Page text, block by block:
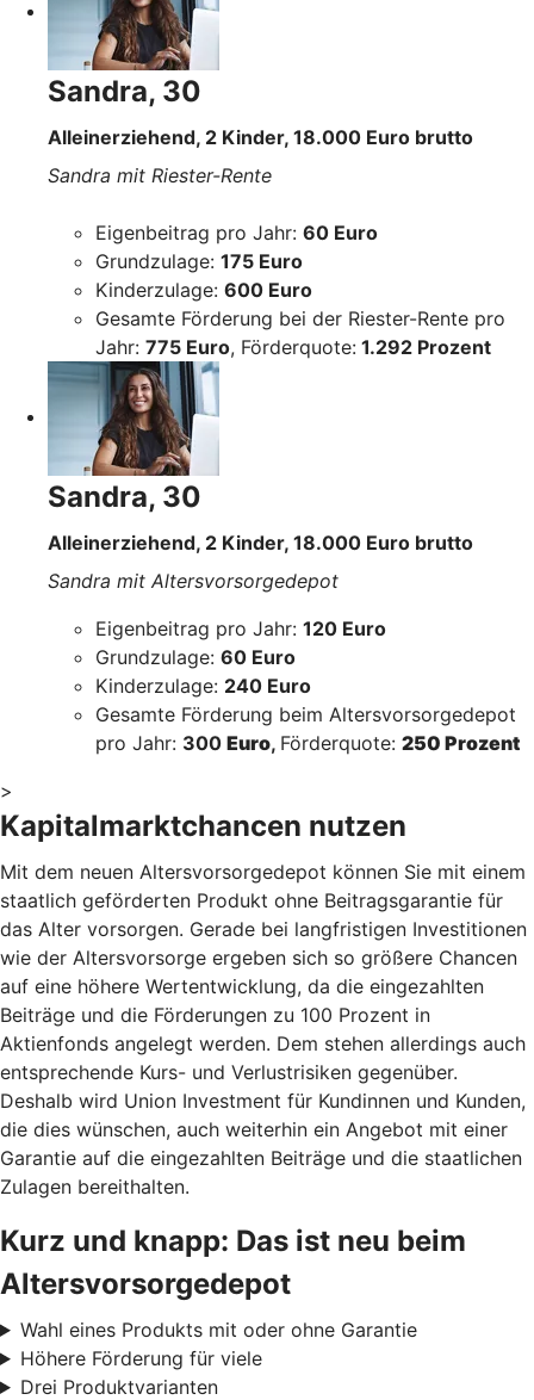
Sandra, 30
Alleinerziehend, 2 Kinder, 18.000 Euro brutto
Sandra mit Riester-Rente
Eigenbeitrag pro Jahr: 60 Euro
Grundzulage: 175 Euro
Kinderzulage: 600 Euro
Gesamte Förderung bei der Riester-Rente pro
Jahr: 775 Euro, Förderquote: 1.292 Prozent
Sandra, 30
Alleinerziehend, 2 Kinder, 18.000 Euro brutto
Sandra mit Altersvorsorgedepot
Eigenbeitrag pro Jahr: 120 Euro
Grundzulage: 60 Euro
Kinderzulage: 240 Euro
Gesamte Förderung beim Altersvorsorgedepot
pro Jahr: 300 Euro, Förderquote: 250 Prozent
>
Kapitalmarktchancen nutzen
Mit dem neuen Altersvorsorgedepot können Sie mit einem
staatlich geförderten Produkt ohne Beitragsgarantie für
das Alter vorsorgen. Gerade bei langfristigen Investitionen
wie der Altersvorsorge ergeben sich so größere Chancen
auf eine höhere Wertentwicklung, da die eingezahlten
Beiträge und die Förderungen zu 100 Prozent in
Aktienfonds angelegt werden. Dem stehen allerdings auch
entsprechende Kurs- und Verlustrisiken gegenüber.
Deshalb wird Union Investment für Kundinnen und Kunden,
die dies wünschen, auch weiterhin ein Angebot mit einer
Garantie auf die eingezahlten Beiträge und die staatlichen
Zulagen bereithalten.
Kurz und knapp: Das ist neu beim
Altersvorsorgedepot
Wahl eines Produkts mit oder ohne Garantie
Höhere Förderung für viele
Drei Produktvarianten